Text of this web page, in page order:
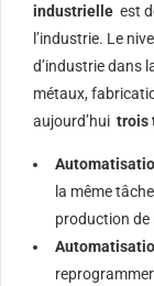
industrielle est
l’industrie. Le
d’industrie dans
métaux,
aujourd’hui trois
la même
production de